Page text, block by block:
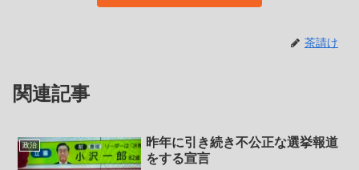
茶請け
関連記事
政治
昨年に引き続き不公正な選挙報道
をする宣言